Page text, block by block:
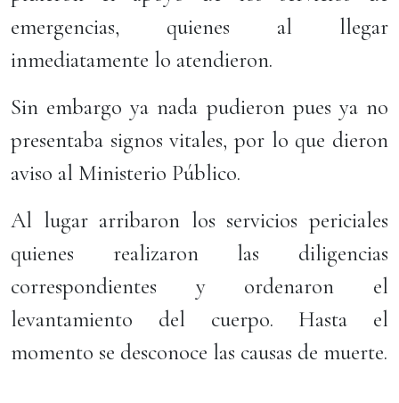
emergencias, quienes al llegar
inmediatamente lo atendieron.
Sin embargo ya nada pudieron pues ya no
presentaba signos vitales, por lo que dieron
aviso al Ministerio Público.
Al lugar arribaron los servicios periciales
quienes realizaron las diligencias
correspondientes y ordenaron el
levantamiento del cuerpo. Hasta el
momento se desconoce las causas de muerte.